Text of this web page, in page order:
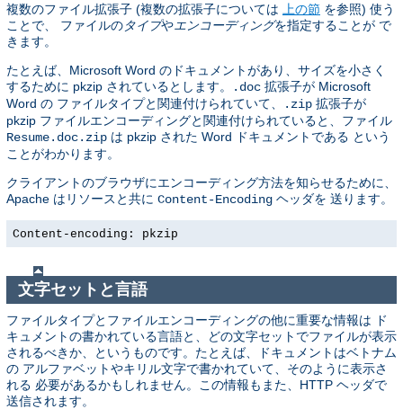
複数のファイル拡張子 (複数の拡張子については
上の節 を参照) 使う
ことで、 ファイルのタイプやエンコーディングを指定することが で
きます。
たとえば、Microsoft Word のドキュメントがあり、サイズを小さく
するために pkzip されているとします。
.doc 拡張子が Microsoft
Word の ファイルタイプと関連付けられていて、
.zip 拡張子が
pkzip ファイルエンコーディングと関連付けられていると、ファイル
Resume.doc.zip は pkzip された Word ドキュメントである という
ことがわかります。
クライアントのブラウザにエンコーディング方法を知らせるために、
Apache はリソースと共に Content-Encoding ヘッダを 送ります。
Content-encoding: pkzip
文字セットと言語
ファイルタイプとファイルエンコーディングの他に重要な情報は ド
キュメントの書かれている言語と、どの文字セットでファイルが表示
されるべきか、というものです。たとえば、ドキュメントはベトナム
の アルファベットやキリル文字で書かれていて、そのように表示さ
れる 必要があるかもしれません。この情報もまた、HTTP ヘッダで
送信されます。